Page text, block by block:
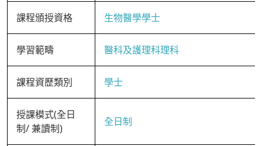
課程頒授資格 生物醫學學士
學習範疇 醫科及護理科理科
課程資歷類別 學士
授課模式(全日
制/ 兼讀制)
全日制